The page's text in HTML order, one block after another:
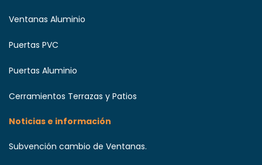
Ventanas Aluminio
Puertas PVC
Puertas Aluminio
Cerramientos Terrazas y Patios
Noticias e información
Subvención cambio de Ventanas.